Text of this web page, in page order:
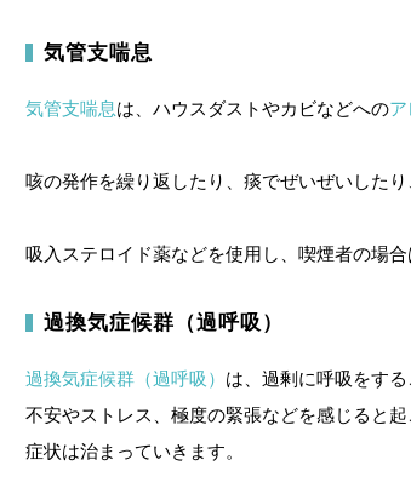
気管支喘息
気管支喘息は、ハウスダストやカビなどへの
咳の発作を繰り返したり、痰でぜいぜいしたり
吸入ステロイド薬などを使用し、喫煙者の場合
過換気症候群（過呼吸）
過換気症候群（過呼吸） は、過剰に呼吸をす
不安やストレス、極度の緊張などを感じると
症状は治まっていきます。